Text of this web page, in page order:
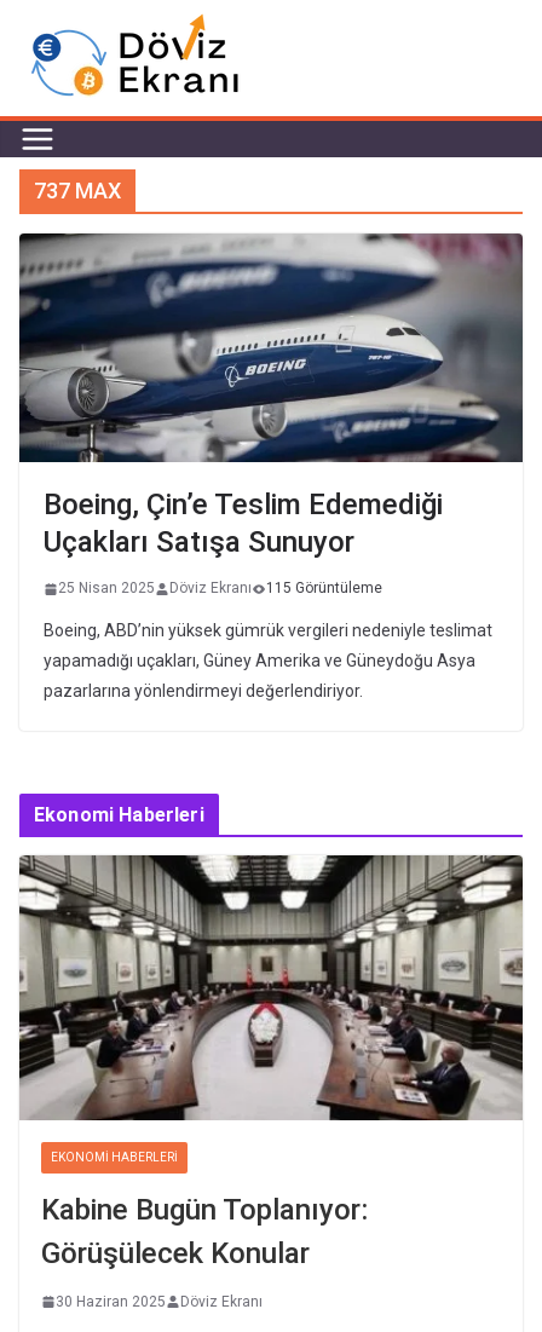
737 MAX
Boeing, Çin’e Teslim Edemediği
Uçakları Satışa Sunuyor
25 Nisan 2025 Döviz Ekranı 115 Görüntüleme
Boeing, ABD’nin yüksek gümrük vergileri nedeniyle teslimat
yapamadığı uçakları, Güney Amerika ve Güneydoğu Asya
pazarlarına yönlendirmeyi değerlendiriyor.
Ekonomi Haberleri
EKONOMI HABERLERI
Kabine Bugün Toplanıyor:
Görüşülecek Konular
30 Haziran 2025 Döviz Ekranı